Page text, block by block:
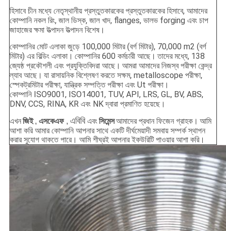
হিসাবে চীন মধ্যে নেতৃস্থানীয় প্রস্তুতকারকের প্রস্তুতকারকের হিসাবে, আমাদের
কোম্পানি নকল রিং, জাল ডিস্ক, জাল খাদ, flanges, ভালভ forging এবং চাপ
জাহাজের ক্ষমা উত্পাদন উত্পাদন বিশেষ।
কোম্পানির মোট এলাকা জুড়ে 100,000 মিটার (বর্গ মিটার), 70,000 m2 (বর্গ
মিটার) এর বিল্ডিং এলাকা। কোম্পানির 600 কর্মচারী আছে। তাদের মধ্যে, 138
জ্যেষ্ঠ প্রকৌশলী এবং প্রযুক্তিবিদরা আছে। আমরা আমাদের নিজস্ব পরীক্ষা কেন্দ্র
ল্যাব আছে। যা রাসায়নিক বিশ্লেষণ করতে সক্ষম, metalloscope পরীক্ষা,
স্পেকট্রমিটার পরীক্ষা, যান্ত্রিক সম্পত্তি পরীক্ষা এবং Ut পরীক্ষা।
কোম্পানি ISO9001, ISO14001, TUV, API, LRS, GL, BV, ABS,
DNV, CCS, RINA, KR এবং NK দ্বারা প্রমাণিত হয়েছে।
এখনজিই , এসকেএফ, এবিবিএবংসিমেন্সআমাদের প্রধান ফিজেন গ্রাহক। আমি
আশা করি আমার কোম্পানি আপনার সাথে একটি দীর্ঘমেয়াদী সমবায় সম্পর্ক স্থাপন
করার সুযোগ থাকতে পারে। আমি শীঘ্রই আপনার ইকউরিটি পাওয়ার আশা করি।